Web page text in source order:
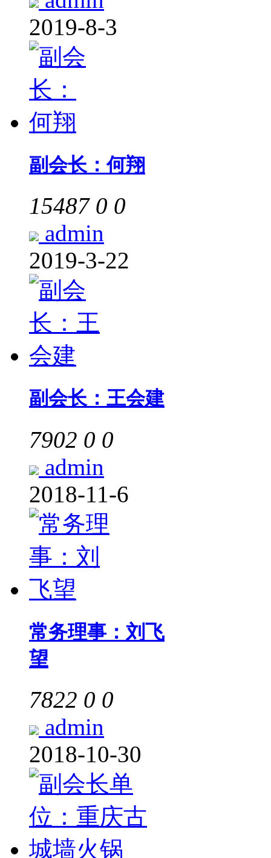
2019-8-3
副会长：何翔
15487 0 0
admin
2019-3-22
副会长：王会建
7902 0 0
admin
2018-11-6
常务理事：刘飞
望
7822 0 0
admin
2018-10-30